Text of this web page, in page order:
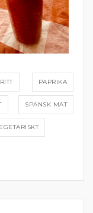
PAPRIKA
SPANSK MAT